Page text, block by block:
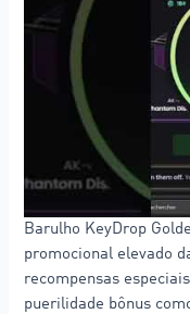
Barulho KeyDrop
promocional elevado
recompensas
puerilidade bônus